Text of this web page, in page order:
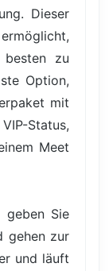
Dieser
zu
Option,
mit
Status,
Meet
geben Sie
gehen zur
und läuft